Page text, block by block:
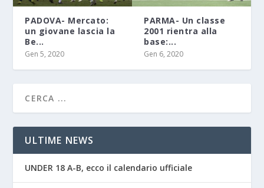
PADOVA- Mercato:
un giovane lascia la
Be...
Gen 5, 2020
PARMA- Un classe
2001 rientra alla
base:...
Gen 6, 2020
ULTIME NEWS
UNDER 18 A-B, ecco il calendario ufficiale